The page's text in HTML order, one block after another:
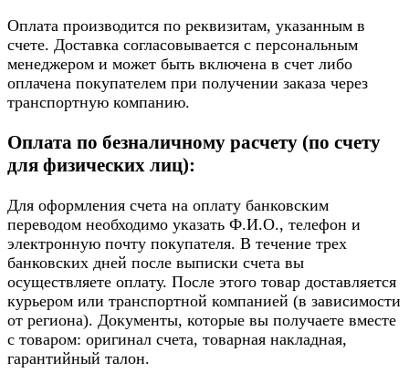
Оплата производится по реквизитам, указанным в
счете. Доставка согласовывается с персональным
менеджером и может быть включена в счет либо
оплачена покупателем при получении заказа через
транспортную компанию.
Оплата по безналичному расчету (по счету
для физических лиц):
Для оформления счета на оплату банковским
переводом необходимо указать Ф.И.О., телефон и
электронную почту покупателя. В течение трех
банковских дней после выписки счета вы
осуществляете оплату. После этого товар доставляется
курьером или транспортной компанией (в зависимости
от региона). Документы, которые вы получаете вместе
с товаром: оригинал счета, товарная накладная,
гарантийный талон.